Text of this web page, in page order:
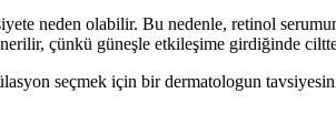
neden olabilir. Bu nedenle, retinol
çünkü güneşle etkileşime girdiğinde
seçmek için bir dermatologun